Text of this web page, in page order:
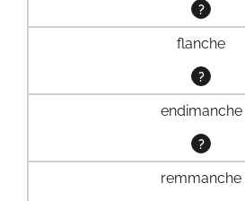
?
flanche
?
endimanche
?
remmanche